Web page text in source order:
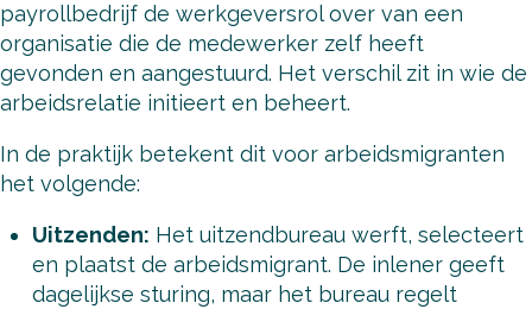
payrollbedrijf de werkgeversrol over van een
organisatie die de medewerker zelf heeft
gevonden en aangestuurd. Het verschil zit in wie de
arbeidsrelatie initieert en beheert.
In de praktijk betekent dit voor arbeidsmigranten
het volgende:
Uitzenden: Het uitzendbureau werft, selecteert
en plaatst de arbeidsmigrant. De inlener geeft
dagelijkse sturing, maar het bureau regelt